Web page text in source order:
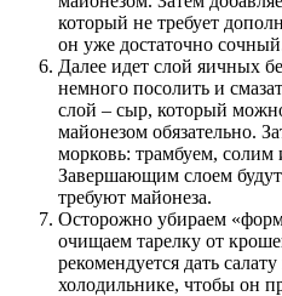
который не требует
он уже достаточно
Далее идет слой яичных
немного посолить и
слой – сыр, который
майонезом обязательно.
морковь: трамбуем, солим
Завершающим слоем
требуют майонеза.
Осторожно убираем
очищаем тарелку от
рекомендуется дать
холодильнике, чтобы он